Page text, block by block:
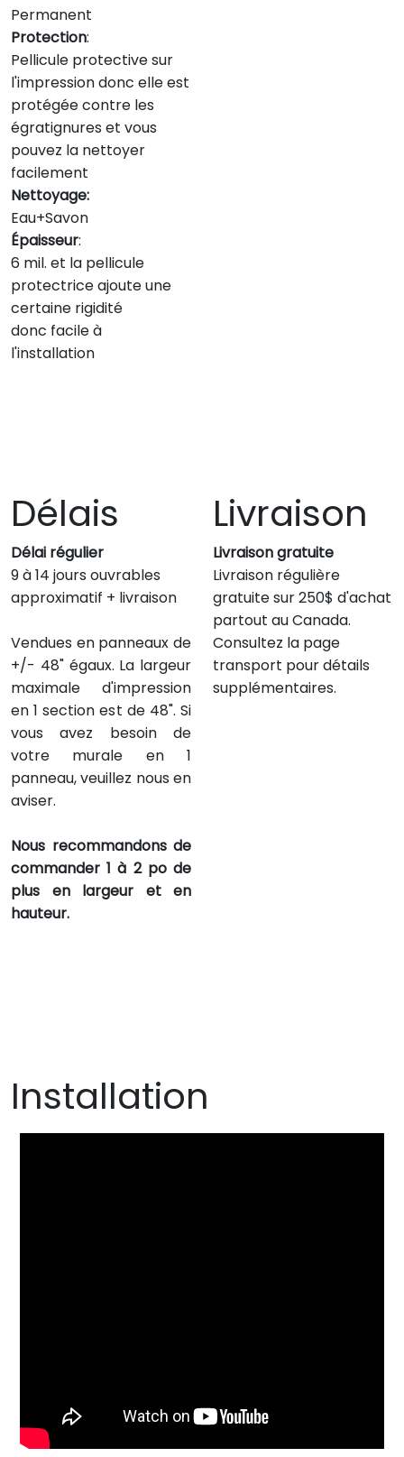
Permanent
Protection:
Pellicule protective sur
l'impression donc elle est
protégée contre les
égratignures et vous
pouvez la nettoyer
facilement
Nettoyage:
Eau+Savon
Épaisseur:
6 mil. et la pellicule
protectrice ajoute une
certaine rigidité
donc facile à
l'installation
Délais
Délai régulier
9 à 14 jours ouvrables
approximatif + livraison
Vendues en panneaux de
+/- 48" égaux. La largeur
maximale d'impression
en 1 section est de 48". Si
vous avez besoin de
votre murale en 1
panneau, veuillez nous en
aviser.
Nous recommandons de
commander 1 à 2 po de
plus en largeur et en
hauteur.
Livraison
Livraison gratuite
Livraison régulière
gratuite sur 250$ d'achat
partout au Canada.
Consultez la page
transport pour détails
supplémentaires.
Installation